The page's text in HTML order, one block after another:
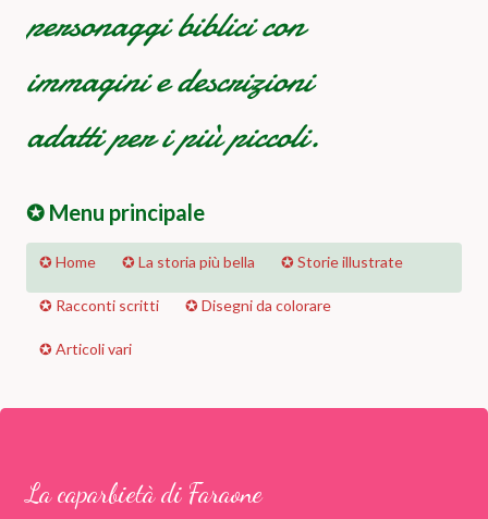
personaggi biblici con
immagini e descrizioni
adatti per i più piccoli.
✪ Menu principale
✪ Home ✪ La storia più bella ✪ Storie illustrate
✪ Racconti scritti ✪ Disegni da colorare
✪ Articoli vari
La caparbietà di Faraone